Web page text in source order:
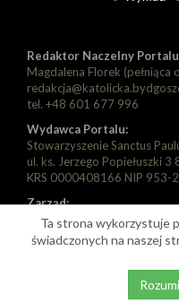
Redaktor Naczelny
Magdalena Florek (pełniąca
tel. +48 601 677 996
Wydawca Portalu:
Stowarzyszenie Sanctus
ul. ks. Jerzego Popiełuszki
KRS 0000408166 NIP
Zarząd:
Prezes: Piotr Florek
Wiceprezes: Paweł Szarapka
Wiceprezes: Michał Jędryka
Ta strona wykorzystuje
świadczonych na naszej